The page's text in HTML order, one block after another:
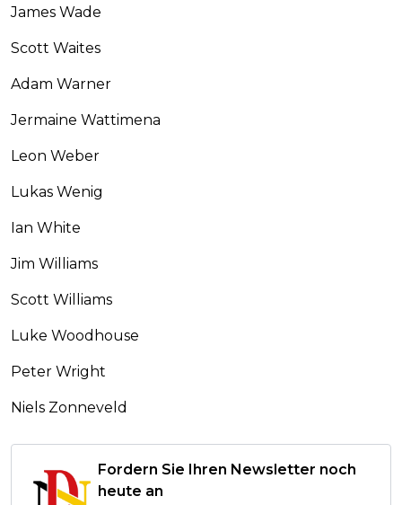
James Wade
Scott Waites
Adam Warner
Jermaine Wattimena
Leon Weber
Lukas Wenig
Ian White
Jim Williams
Scott Williams
Luke Woodhouse
Peter Wright
Niels Zonneveld
Fordern Sie Ihren Newsletter noch
heute an